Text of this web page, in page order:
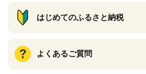
はじめてのふるさと納税
よくあるご質問